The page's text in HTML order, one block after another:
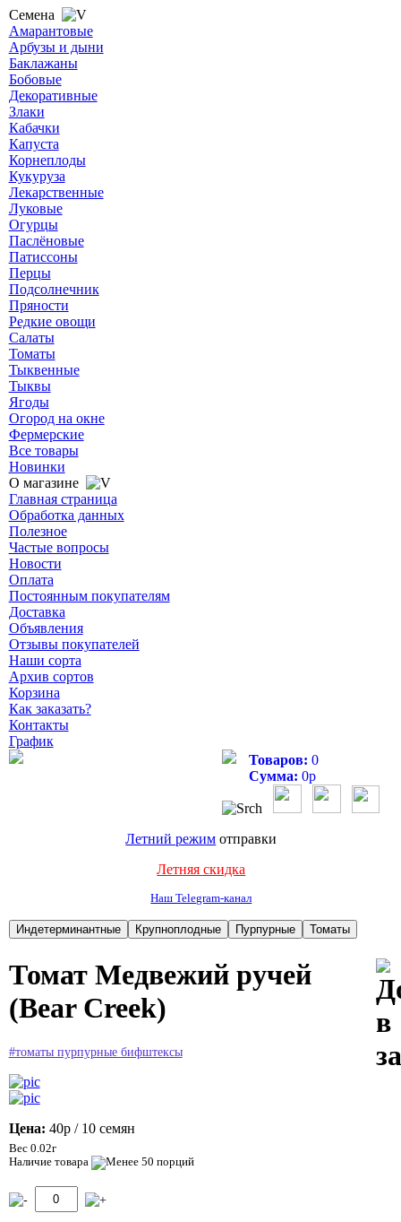
Семена
Амарантовые
Арбузы и дыни
Баклажаны
Бобовые
Декоративные
Злаки
Кабачки
Капуста
Корнеплоды
Кукуруза
Лекарственные
Луковые
Огурцы
Паслёновые
Патиссоны
Перцы
Подсолнечник
Пряности
Редкие овощи
Салаты
Томаты
Тыквенные
Тыквы
Ягоды
Огород на окне
Фермерские
Все товары
Новинки
О магазине
Главная страница
Обработка данных
Полезное
Частые вопросы
Новости
Оплата
Постоянным покупателям
Доставка
Объявления
Отзывы покупателей
Наши сорта
Архив сортов
Корзина
Как заказать?
Контакты
График
Товаров: 0
Сумма: 0р
Летний режим отправки
Летняя скидка
Наш Telegram-канал
Томат Медвежий ручей
(Bear Creek)
#томаты пурпурные бифштексы
Цена: 40р / 10 семян
Вес 0.02г
Наличие товара